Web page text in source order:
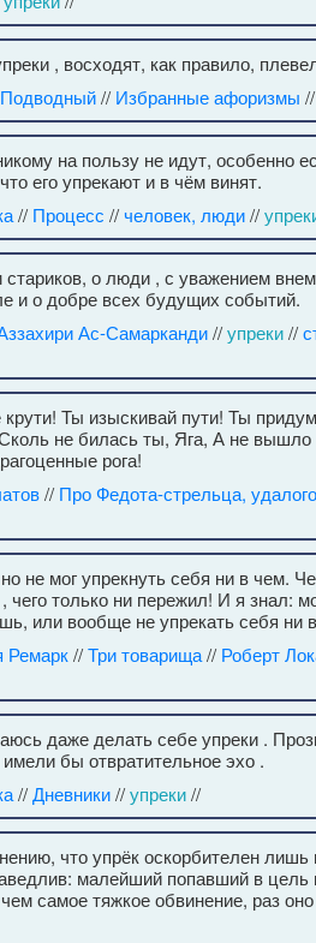
, восходят, как правило,
// Избранные афоризмы
на пользу не идут, особенно
его упрекают и в чём винят.
// Процесс //человек, люди//
стариков, о люди , с уважением
и о добре всех будущих событий.
Ас-Самарканди//упреки//
Ты изыскивай пути! Ты
не билась ты, Яга, А не
рога!
// Про Федота-стрельца,
не мог упрекнуть себя ни в чем.
чего только ни пережил! И я знал:
или вообще не упрекать себя ни
Ремарк//Три товарища// Роберт
даже делать себе упреки .
бы отвратительное эхо .
//Дневники//упреки//
что упрёк оскорбителен лишь
малейший попавший в цель
самое тяжкое обвинение, раз